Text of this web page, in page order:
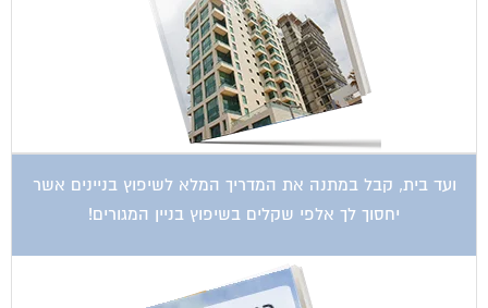
ועד בית, קבל במתנה את המדריך המלא לשיפוץ בניינים אשר
יחסוך לך אלפי שקלים בשיפוץ בניין המגורים!